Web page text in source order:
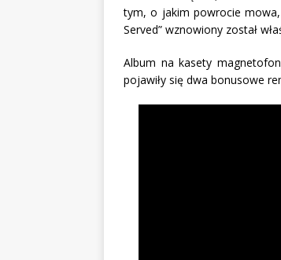
tym, o jakim powrocie
Served” wznowiony został
Album na kasety
pojawiły się dwa bonusowe